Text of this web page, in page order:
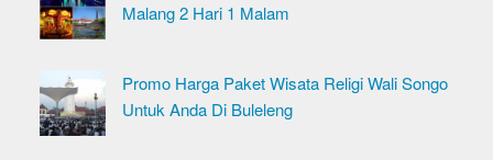
Malang 2 Hari 1 Malam
Promo Harga Paket Wisata Religi Wali Songo
Untuk Anda Di Buleleng